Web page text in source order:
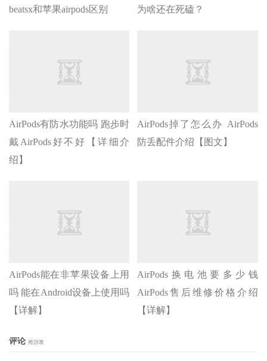
beatsx和苹果airpods区别
为啥还在死磕？
AirPods有防水功能吗 跑步时
戴AirPods好不好【详细介
绍】
AirPods掉了怎么办 AirPods
防丢配件介绍【图文】
AirPods能在非苹果设备上用
吗 能在Android设备上使用吗
【详解】
AirPods换电池要多少钱
AirPods售后维修价格介绍
【详解】
评论 抢沙发